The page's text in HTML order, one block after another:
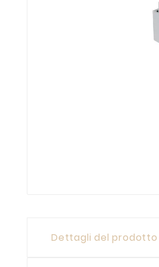
Dettagli del prodotto